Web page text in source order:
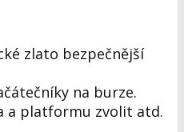
zlato bezpečnější
na burze.
a platformu zvolit atd.